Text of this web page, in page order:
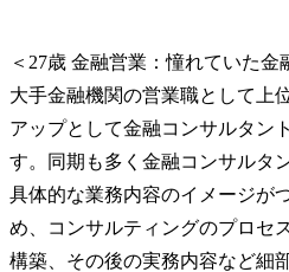
＜27歳 金融営業：憧れていた金
大手金融機関の営業職として上
アップとして金融コンサルタン
す。同期も多く金融コンサルタ
具体的な業務内容のイメージが
め、コンサルティングのプロセ
構築、その後の実務内容など細